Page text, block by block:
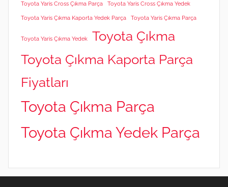
Toyota Yaris Cross Çıkma Parça Toyota Yaris Cross Çıkma Yedek
Toyota Yaris Çıkma Kaporta Yedek Parça Toyota Yaris Çıkma Parça
Toyota Yaris Çıkma Yedek
Toyota Çıkma
Toyota Çıkma Kaporta Parça
Fiyatları
Toyota Çıkma Parça
Toyota Çıkma Yedek Parça